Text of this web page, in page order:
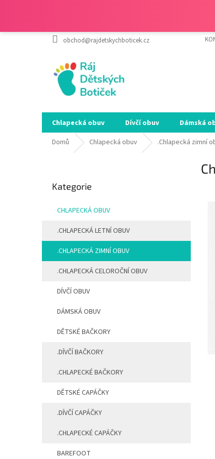
obchod@rajdetskychboticek.cz
Chlapecká obuv Dívčí obuv Dámská
Domů
Chlapecká obuv .Chlapecká zimní
p
kategorie
Kategorie
CHLAPECKÁ OBUV
.CHLAPECKÁ LETNÍ OBUV
.CHLAPECKÁ ZIMNÍ OBUV
.CHLAPECKÁ CELOROČNÍ OBUV
DÍVČÍ OBUV
DÁMSKÁ OBUV
DĚTSKÉ BAČKORY
.DÍVČÍ BAČKORY
.CHLAPECKÉ BAČKORY
DĚTSKÉ CAPÁČKY
.DÍVČÍ CAPÁČKY
.CHLAPECKÉ CAPÁČKY
BAREFOOT